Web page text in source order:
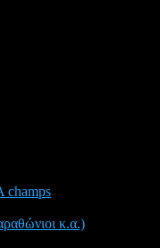
champs
κ.α.)